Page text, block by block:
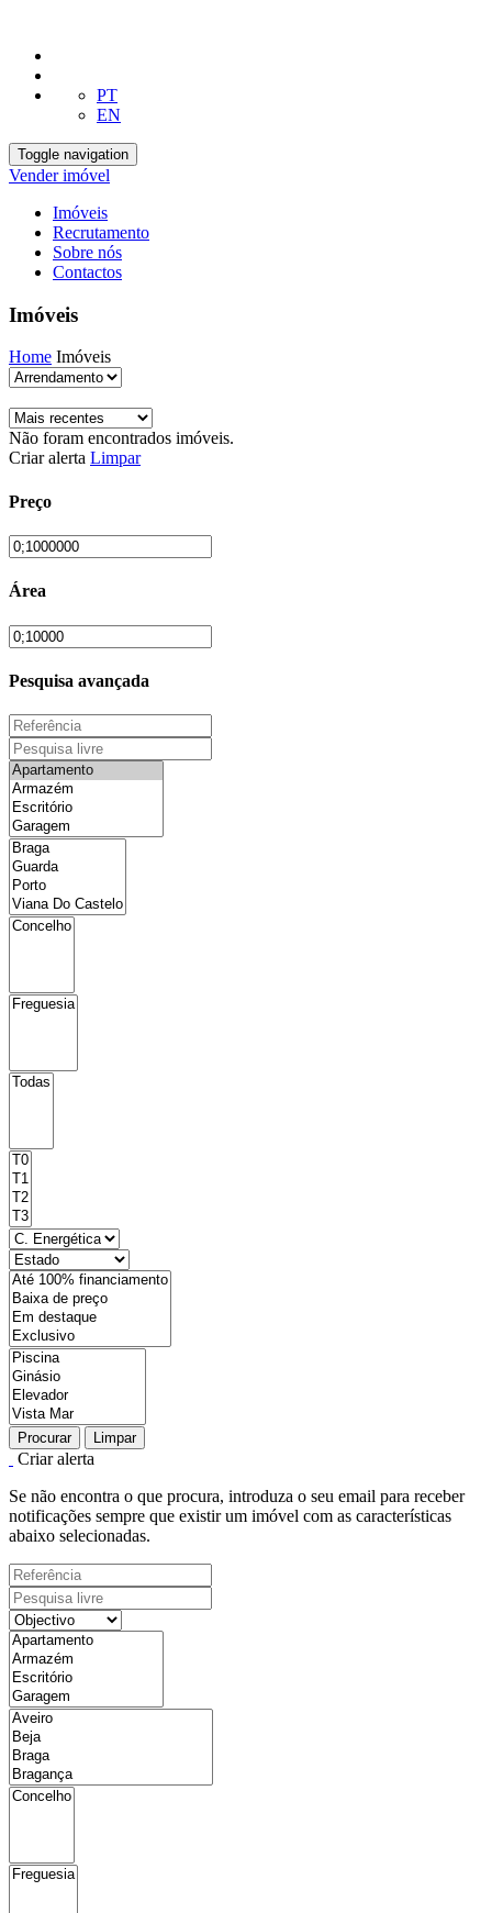
PT
EN
Toggle navigation
Vender imóvel
Imóveis
Recrutamento
Sobre nós
Contactos
Imóveis
Home Imóveis
Não foram encontrados imóveis.
Criar alerta Limpar
Preço
Área
Pesquisa avançada
Procurar Limpar
Criar alerta
Se não encontra o que procura, introduza o seu email para receber
notificações sempre que existir um imóvel com as características
abaixo selecionadas.